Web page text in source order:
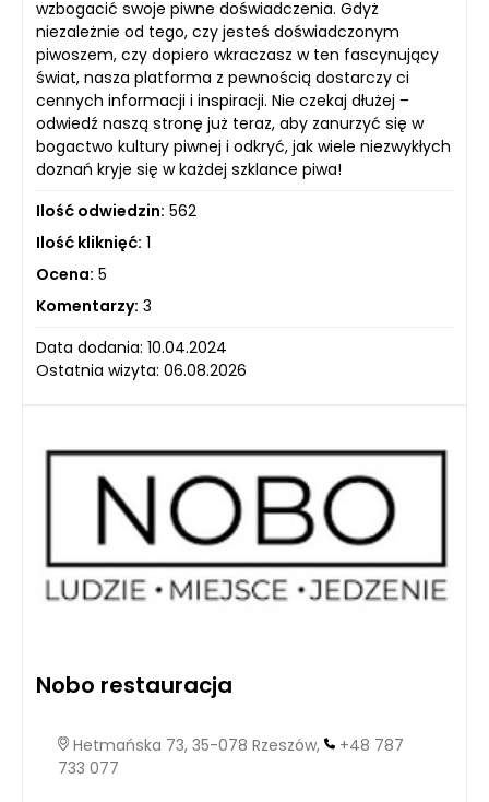
wzbogacić swoje piwne doświadczenia. Gdyż
niezależnie od tego, czy jesteś doświadczonym
piwoszem, czy dopiero wkraczasz w ten fascynujący
świat, nasza platforma z pewnością dostarczy ci
cennych informacji i inspiracji. Nie czekaj dłużej –
odwiedź naszą stronę już teraz, aby zanurzyć się w
bogactwo kultury piwnej i odkryć, jak wiele niezwykłych
doznań kryje się w każdej szklance piwa!
Ilość odwiedzin: 562
Ilość kliknięć: 1
Ocena: 5
Komentarzy: 3
Data dodania: 10.04.2024
Ostatnia wizyta: 06.08.2026
Nobo restauracja
Hetmańska 73, 35-078 Rzeszów,
+48 787
733 077